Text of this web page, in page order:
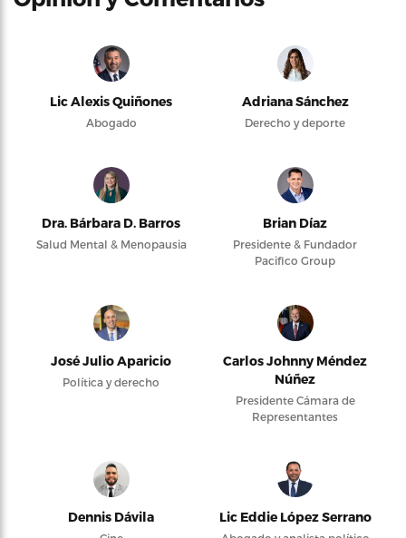
Lic Alexis Quiñones
Abogado
Adriana Sánchez
Derecho y deporte
Dra. Bárbara D. Barros
Salud Mental & Menopausia
Brian Díaz
Presidente & Fundador
Pacifico Group
José Julio Aparicio
Política y derecho
Carlos Johnny Méndez
Núñez
Presidente Cámara de
Representantes
Dennis Dávila Lic Eddie López Serrano